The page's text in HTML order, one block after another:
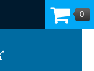
0